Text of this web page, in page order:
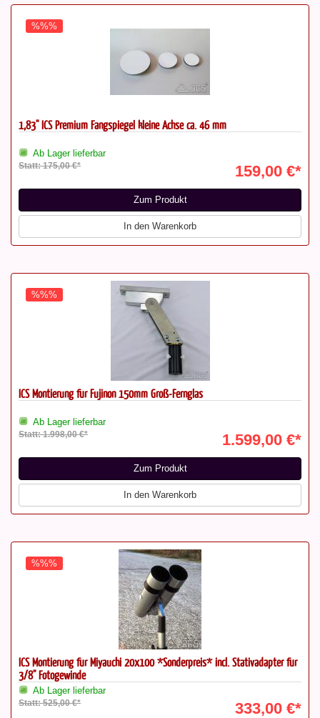
%%%
1,83'' ICS Premium Fangspiegel kleine Achse ca. 46 mm
Ab Lager lieferbar
Statt: 175,00 €* 159,00 €*
Zum Produkt
In den Warenkorb
%%%
ICS Montierung für Fujinon 150mm Groß-Fernglas
Ab Lager lieferbar
Statt: 1.998,00 €* 1.599,00 €*
Zum Produkt
In den Warenkorb
%%%
ICS Montierung für Miyauchi 20x100 *Sonderpreis* incl. Stativadapter für
3/8" Fotogewinde
Ab Lager lieferbar
Statt: 525,00 €* 333,00 €*